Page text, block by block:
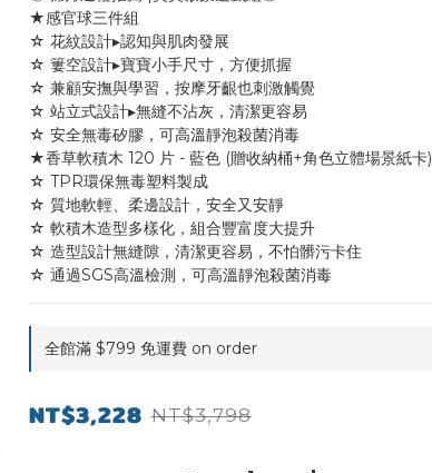
★感官球三件組
☆ 花紋設計▸認知與肌肉發展
☆ 簍空設計▸寶寶小手尺寸，方便抓握
☆ 兼顧安撫與學習，按摩牙齦也刺激觸覺
☆ 站立式設計▸無縫不沾灰，清潔更容易
☆ 安全無毒矽膠，可高溫靜泡殺菌消毒
★香草軟積木 120 片 - 藍色 (贈收納桶+角色立體場景紙卡)
☆ TPR環保無毒塑料製成
☆ 質地軟輕、柔邊設計，安全又安靜
☆ 軟積木造型多樣化，組合豐富度大提升
☆ 造型設計無縫隙，清潔更容易，不怕髒污卡住
☆ 通過SGS高溫檢測，可高溫靜泡殺菌消毒
全館滿 $799 免運費 on order
NT$3,228 NT$3,798